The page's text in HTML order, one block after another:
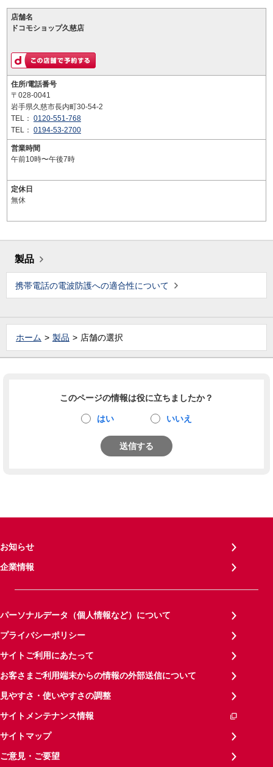
店舗名
ドコモショップ久慈店
住所/電話番号
〒028-0041
岩手県久慈市長内町30-54-2
TEL： 0120-551-768
TEL： 0194-53-2700
営業時間
午前10時〜午後7時
定休日
無休
製品
携帯電話の電波防護への適合性について
ホーム 製品 店舗の選択
このページの情報は役に立ちましたか？
はい いいえ
送信する
お知らせ
企業情報
パーソナルデータ（個人情報など）について
プライバシーポリシー
サイトご利用にあたって
お客さまご利用端末からの情報の外部送信について
見やすさ・使いやすさの調整
サイトメンテナンス情報
サイトマップ
ご意見・ご要望